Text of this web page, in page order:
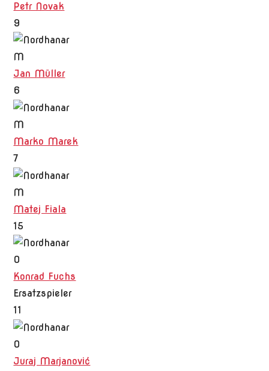
Petr Novak
9
M
Jan Müller
6
M
Marko Marek
7
M
Matej Fiala
15
O
Konrad Fuchs
Ersatzspieler
11
O
Juraj Marjanović